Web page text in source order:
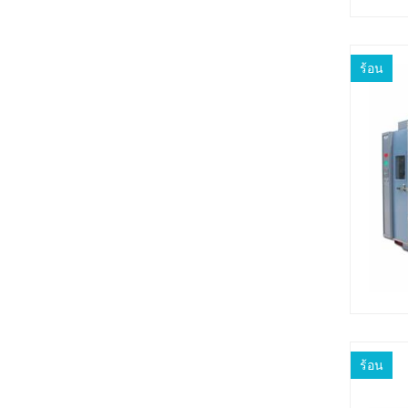
ร้อน
ร้อน